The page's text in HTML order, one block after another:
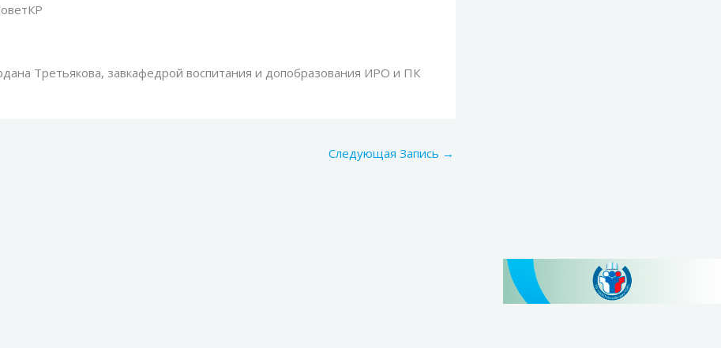
Третьякова, завкафедрой воспитания и допобразования ИРО и ПК
Следующая Запись →